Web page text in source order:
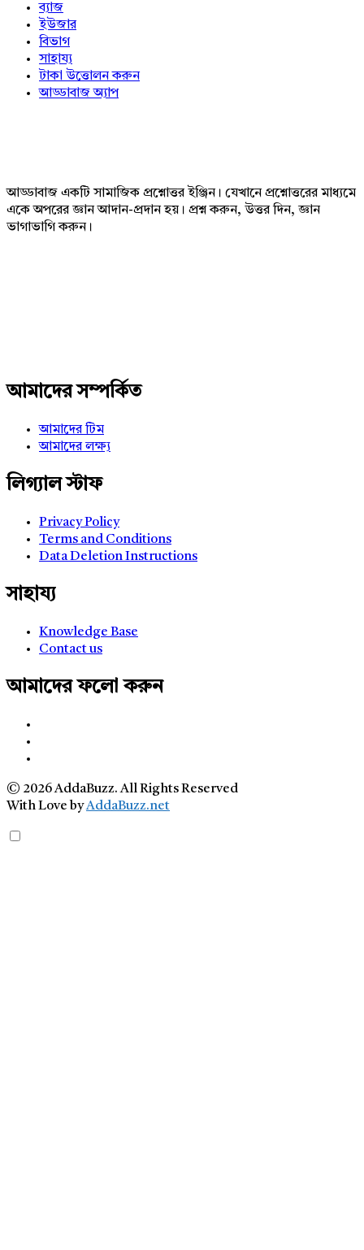
ব্যাজ
ইউজার
বিভাগ
সাহায্য
টাকা উত্তোলন করুন
আড্ডাবাজ অ্যাপ
আড্ডাবাজ একটি সামাজিক প্রশ্নোত্তর ইঞ্জিন। যেখানে প্রশ্নোত্তরের মাধ্যমে
একে অপরের জ্ঞান আদান-প্রদান হয়। প্রশ্ন করুন, উত্তর দিন, জ্ঞান
ভাগাভাগি করুন।
আমাদের সম্পর্কিত
আমাদের টিম
আমাদের লক্ষ্য
লিগ্যাল স্টাফ
Privacy Policy
Terms and Conditions
Data Deletion Instructions
সাহায্য
Knowledge Base
Contact us
আমাদের ফলো করুন
© 2026 AddaBuzz. All Rights Reserved
With Love byAddaBuzz.net